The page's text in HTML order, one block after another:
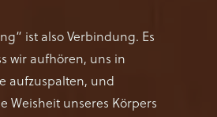
ist also Verbindung. Es
wir aufhören, uns in
aufzuspalten, und
Weisheit unseres Körpers